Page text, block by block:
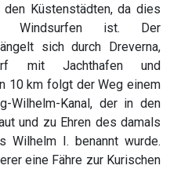
Küstenstädten, da dies
ist. Der
sich durch Dreverna,
mit Jachthafen und
10 km folgt der Weg einem
Wilhelm-Kanal, der in den
und zu Ehren des damals
Wilhelm I. benannt wurde.
eine Fähre zur Kurischen